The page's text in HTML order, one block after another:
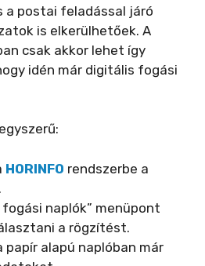
o
a postai feladással járó
is elkerülhetőek. A
csak akkor lehet így
idén már digitális fogási
HORINFO rendszerbe a
fogási naplók” menüpont
a rögzítést.
papír alapú naplóban már